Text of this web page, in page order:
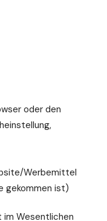
oder den
Werbemittel
gekommen ist)
im Wesentlichen